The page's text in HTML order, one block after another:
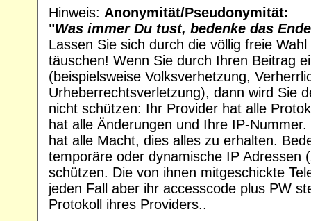
Hinweis: Anonymität/Pseudonymität:
"Was immer Du tust, bedenke das
Lassen Sie sich durch die völlig freie
täuschen! Wenn Sie durch Ihren Beitrag
(beispielsweise Volksverhetzung,
Urheberrechtsverletzung), dann wird Sie
nicht schützen: Ihr Provider hat alle
hat alle Änderungen und Ihre IP-
hat alle Macht, dies alles zu erhalten.
temporäre oder dynamische IP Adressen
schützen. Die von ihnen mitgeschickte
jeden Fall aber ihr accesscode plus PW
Protokoll ihres Providers..